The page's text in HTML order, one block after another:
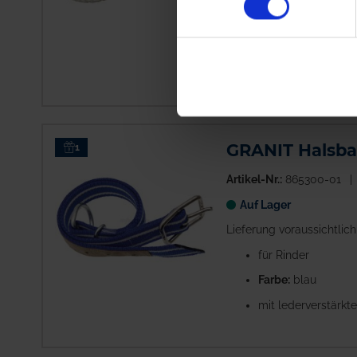
Strick aus Sisal/ PP
Farbe:weiß
1 GRANIT
Artikel-Nr.: 865300-01
Auf Lager
Lieferung voraussichtlich
für Rinder
Farbe: blau
mit